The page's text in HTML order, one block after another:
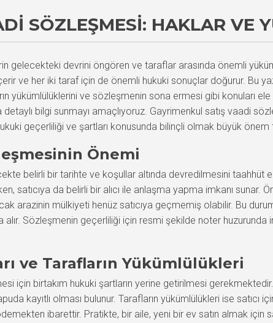
SÖZLEŞMESI: HAKLAR VE
gelecekteki devrini öngören ve taraflar arasında önemli
içerir ve her iki taraf için de önemli hukuki sonuçlar doğurur. Bu
yükümlülüklerini ve sözleşmenin sona ermesi gibi konuları
bilgi sunmayı amaçlıyoruz. Gayrimenkul satış vaadi
geçerliliği ve şartları konusunda bilinçli olmak büyük önem
Önemi
belirli bir tarihte ve koşullar altında devredilmesini
satıcıya da belirli bir alıcı ile anlaşma yapma imkanı sunar.
arazinin mülkiyeti henüz satıcıya geçmemiş olabilir. Bu
Sözleşmenin geçerliliği için resmi şekilde noter huzurunda
ve Tarafların Yükümlülükleri
için birtakım hukuki şartların yerine getirilmesi
kayıtlı olması bulunur. Tarafların yükümlülükleri ise satıcı
ibarettir. Pratikte, bir aile, yeni bir ev satın almak için